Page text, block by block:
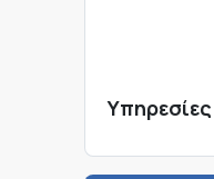
Υπηρεσίες